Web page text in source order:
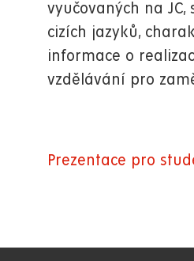
vyučovaných na
cizích jazyků,
informace o
vzdělávání pro
Prezentace pro